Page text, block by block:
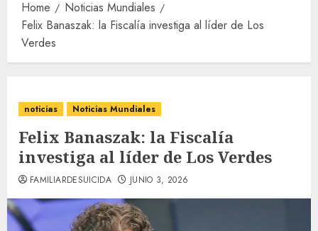
Home
Noticias Mundiales
Felix Banaszak: la Fiscalía investiga al líder de Los
Verdes
noticias Noticias Mundiales
Felix Banaszak: la Fiscalía
investiga al líder de Los Verdes
FAMILIARDESUICIDA JUNIO 3, 2026